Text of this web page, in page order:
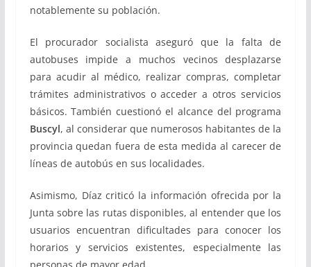
notablemente su población.
El procurador socialista aseguró que la falta de
autobuses impide a muchos vecinos desplazarse
para acudir al médico, realizar compras, completar
trámites administrativos o acceder a otros servicios
básicos. También cuestionó el alcance del programa
Buscyl, al considerar que numerosos habitantes de la
provincia quedan fuera de esta medida al carecer de
líneas de autobús en sus localidades.
Asimismo, Díaz criticó la información ofrecida por la
Junta sobre las rutas disponibles, al entender que los
usuarios encuentran dificultades para conocer los
horarios y servicios existentes, especialmente las
personas de mayor edad.